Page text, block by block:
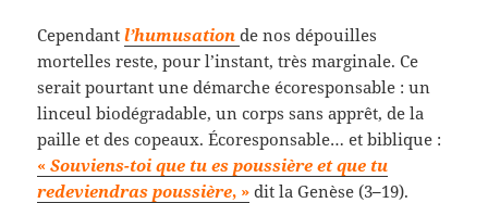
Cependantl’humusation de nos dépouilles
mortelles reste, pour l’instant, très marginale. Ce
serait pourtant une démarche écoresponsable : un
linceul biodégradable, un corps sans apprêt, de la
paille et des copeaux. Écoresponsable… et biblique :
«Souviens-toi que tu es poussière et que tu
redeviendras poussière, » dit la Genèse (3–19).